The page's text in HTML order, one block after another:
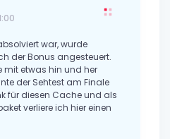
war, wurde
der Bonus angesteuert.
mit etwas hin und her
der Sehtest am Finale
für diesen Cache und als
verliere ich hier einen